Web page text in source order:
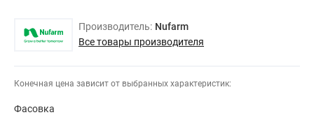
Производитель: Nufarm
Все товары производителя
Конечная цена зависит от выбранных характеристик:
Фасовка